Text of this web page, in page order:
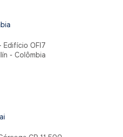
Edifício OFI7
- Colômbia